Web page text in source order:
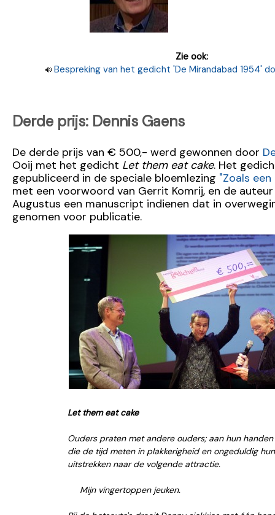
Zie ook:
Bespreking van het gedicht 'De Mirandabad 1954'
Derde prijs: Dennis Gaens
De derde prijs van € 500,- werd gewonnen door
Ooij met het gedicht Let them eat cake. Het
gepubliceerd in de speciale bloemlezing "Zoals
met een voorwoord van Gerrit Komrij, en de
Augustus een manuscript indienen dat in
genomen voor publicatie.
Let them eat cake
Ouders praten met andere ouders; aan hun
die de tijd meten in plakkerigheid en ongeduldig
uitstrekken naar de volgende attractie.
Mijn vingertoppen jeuken.